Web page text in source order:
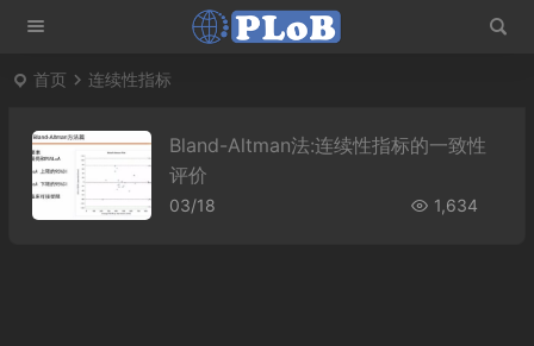
首页 连续性指标
Bland-Altman法:连续性指标的一致性
评价
03/18 1,634